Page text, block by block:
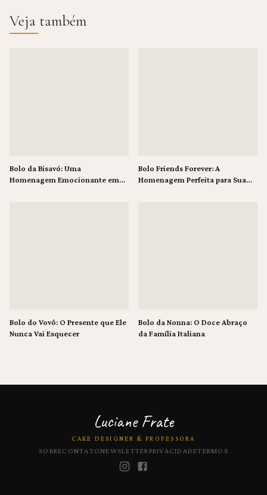
Veja também
Bolo da Bisavó: Uma
Homenagem Emocionante em
Bolo Friends Forever: A
Homenagem Perfeita para Sua
Bolo do Vovô: O Presente que Ele
Nunca Vai Esquecer
Bolo da Nonna: O Doce Abraço
da Família Italiana
Luciane Frate
CAKE DESIGNER & PROFESSORA
SOBRECONTATONEWSLETTERPRIVACIDADETERMOS